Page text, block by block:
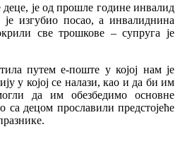
деце, је од прошле године инвалид
је изгубио посао, а инвалиднина
све трошкове – супруга је
путем е-поште у којој нам је
у којој се налази, као и да би им
да им обезбедимо основне
са децом прославили предстојеће